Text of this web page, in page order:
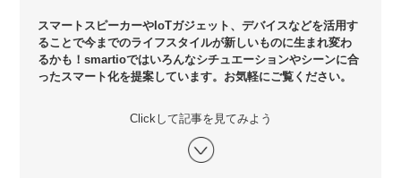
スマートスピーカーやIoTガジェット、デバイスなどを活用す
ることで今までのライフスタイルが新しいものに生まれ変わ
るかも！smartioではいろんなシチュエーションやシーンに合
ったスマート化を提案しています。お気軽にご覧ください。
Clickして記事を見てみよう